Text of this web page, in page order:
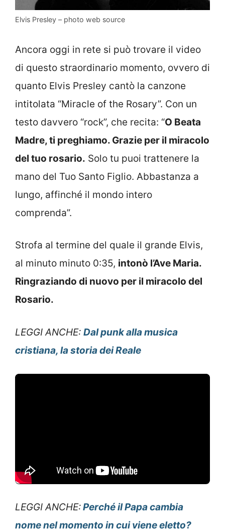
Elvis Presley – photo web source
Ancora oggi in rete si può trovare il video
di questo straordinario momento, ovvero di
quanto Elvis Presley cantò la canzone
intitolata “Miracle of the Rosary”. Con un
testo davvero “rock”, che recita: “O Beata
Madre, ti preghiamo. Grazie per il miracolo
del tuo rosario. Solo tu puoi trattenere la
mano del Tuo Santo Figlio. Abbastanza a
lungo, affinché il mondo intero
comprenda”.
Strofa al termine del quale il grande Elvis,
al minuto minuto 0:35, intonò l’Ave Maria.
Ringraziando di nuovo per il miracolo del
Rosario.
LEGGI ANCHE: Dal punk alla musica
cristiana, la storia dei Reale
LEGGI ANCHE:Perché il Papa cambia
nome nel momento in cui viene eletto?